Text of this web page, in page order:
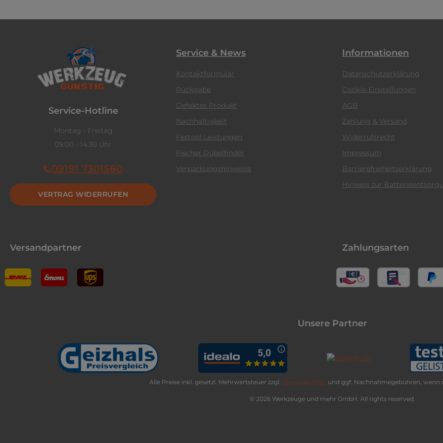
Service-Hotline
Montag - Freitag
09:00 - 14:30 Uhr
09191 7301560
VERTRAG WIDERRUFEN
Service & News
Kontaktformular
Rückgabe
Defektes Produkt
Nachhaltigkeit
Festool Leistungen
Fischer Dübelfinder
Verpackungshinweise
Informationen
Datenschutzerklärung
Cookie-Einstellungen
AGB
Zahlung & Versand
Widerrufsrecht
Impressum
Barrierefreiheitserklärung
Hinweis zur
Versandpartner Zahlungsarten
Unsere Partner
Alle Preise inkl. gesetzl. Mehrwertsteuer zzgl. Versandkosten und ggf. Nachnahmegebühren, wenn
© 2026 Werkzeuge und mehr GmbH. All rights reserved.